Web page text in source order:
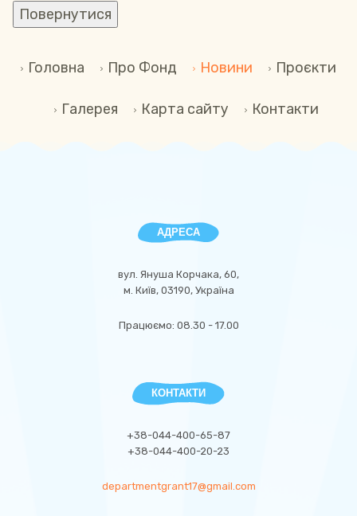
Головна Про Фонд Новини Проєкти
Галерея Карта сайту Контакти
АДРЕСА
вул. Януша Корчака, 60,
м. Київ, 03190, Україна
Працюємо: 08.30 - 17.00
КОНТАКТИ
+38-044-400-65-87
+38-044-400-20-23
departmentgrant17@gmail.com